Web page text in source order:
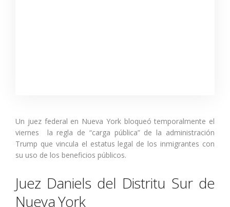
Un juez federal en Nueva York bloqueó temporalmente el
viernes la regla de “carga pública” de la administración
Trump que vincula el estatus legal de los inmigrantes con
su uso de los beneficios públicos.
Juez Daniels del Distritu Sur de
Nueva York